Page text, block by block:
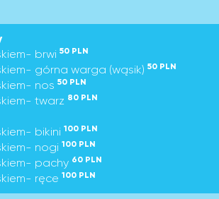
brwi 50 PLN
górna warga (wąsik) 50 PLN
nos 50 PLN
twarz 80 PLN
bikini 100 PLN
nogi 100 PLN
pachy 60 PLN
ręce 100 PLN